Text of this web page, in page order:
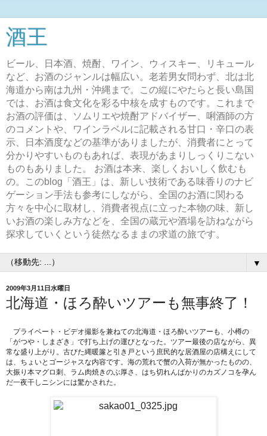
酒王
ビール、日本酒、焼酎、ワイン、ウィスキー、リキュール
など、お酒のジャンルは幅広い。老若男女問わず、北は北
海道から南は九州・沖縄まで。この縦にやたらと長い島国
では、お酒は食文化を彩る中核を成すものです。これまで
お酒の評価は、ソムリエや焼酎アドバイザー、唎酒師の方
のコメントや、ワインラベルに記載される甘口・辛口の表
示、日本酒度などの基準がありましたが、消費者にとって
分かりやすいものもあれば、表現があまりしっくりこない
ものもありました。 お酒は本来、楽しくおいしく飲むも
の。このblog「酒王」は、新しい技術である味香りのナビ
ゲーション手法も参考にしながら、全国のお酒に関わる
方々を中心に取材し、消費者視点に立った本物の味、新し
いお酒の楽しみ方などを、全国の蔵元や酒場を訪ねながら
探求していくという徒然なるままの求道の旅です。
▼
2009年3月11日水曜日
北海道・ほろ酔いツアーも無事終了！
プライベート・ビデオ撮影を兼ねての北海道・ほろ酔いツアーも、小樽の
「がつや・しまざき」で打ち上げの運びとなった。ツアー最後の店ながら、異
常な盛り上がり。古びた縄暖簾と引き戸という庶民的な居酒屋の店構えにして
は、ちょいとゴージャスな内容です。海の荒れで蟹の入荷が無かったものの、
大振り本マグロ刺、ラム肉焼きのぶ厚さ、はち切れんばかりのカズノコを孕ん
だ一夜干しニシンには驚かされた。